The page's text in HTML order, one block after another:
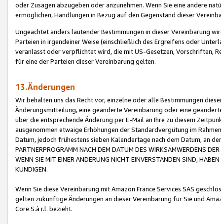
oder Zusagen abzugeben oder anzunehmen. Wenn Sie eine andere
ermöglichen, Handlungen in Bezug auf den Gegenstand dieser
Ungeachtet anders lautender Bestimmungen in dieser Vereinbarung
Parteien in irgendeiner Weise (einschließlich des Ergreifens oder
veranlasst oder verpflichtet wird, die mit US-Gesetzen, Vorschriften,
für eine der Parteien dieser Vereinbarung gelten.
13.Änderungen
Wir behalten uns das Recht vor, einzelne oder alle Bestimmungen
Änderungsmitteilung, eine geänderte Vereinbarung oder eine
über die entsprechende Änderung per E-Mail an Ihre zu diesem
ausgenommen etwaige Erhöhungen der Standardvergütung im
Datum, jedoch frühestens sieben Kalendertage nach dem Datum, an
PARTNERPROGRAMM NACH DEM DATUM DES WIRKSAMWERDENS
WENN SIE MIT EINER ÄNDERUNG NICHT EINVERSTANDEN SIND,
KÜNDIGEN.
Wenn Sie diese Vereinbarung mit Amazon France Services SAS
gelten zukünftige Änderungen an dieser Vereinbarung für Sie und
Core S.à r.l. bezieht.